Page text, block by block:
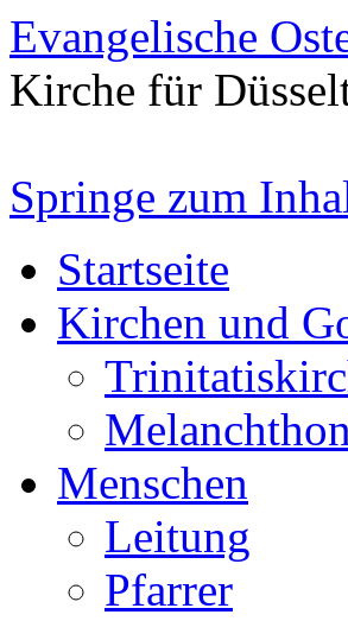
Evangelische
Kirche für
Springe zum
Startseite
Kirchen und
Menschen
Leitung
Pfarrer